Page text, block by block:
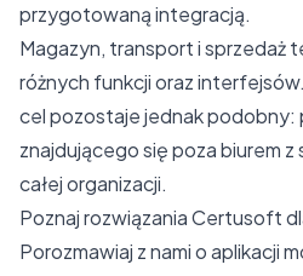
przygotowaną integracją.
Magazyn, transport i sprzedaż
różnych funkcji oraz
cel pozostaje jednak podobny:
znajdującego się poza biurem
całej organizacji.
Poznaj rozwiązania Certusoft
Porozmawiaj z nami o aplikacji